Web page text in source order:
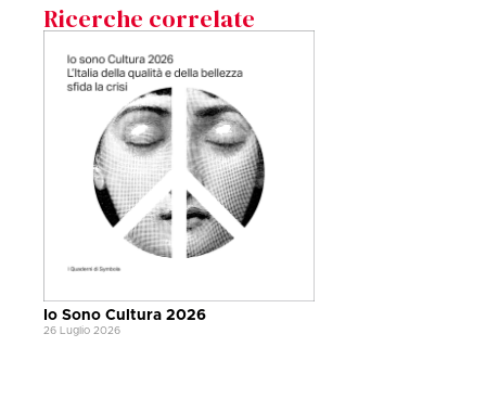
Ricerche correlate
Io Sono Cultura 2026
26 Luglio 2026